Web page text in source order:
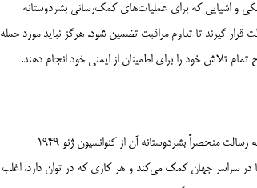
و اشیایی که برای عملیات‌های کمک‌رسانی بشردوستانه
گیرند تا تداوم مراقبت تضمین شود. هرگز نباید مورد حمله
تلاش خود را برای اطمینان از ایمنی خود انجام دهند.
کمیته بین‌المللی صلیب سرخ (ICRC) سازمانی بی‌طرف، بی‌غرض و مستقل است که رسالت منحصراً بشردوستانه آن از کنوانسیون ژنو 1949
در سراسر جهان کمک می‌کند و هر کاری که در توان دارد، اغلب